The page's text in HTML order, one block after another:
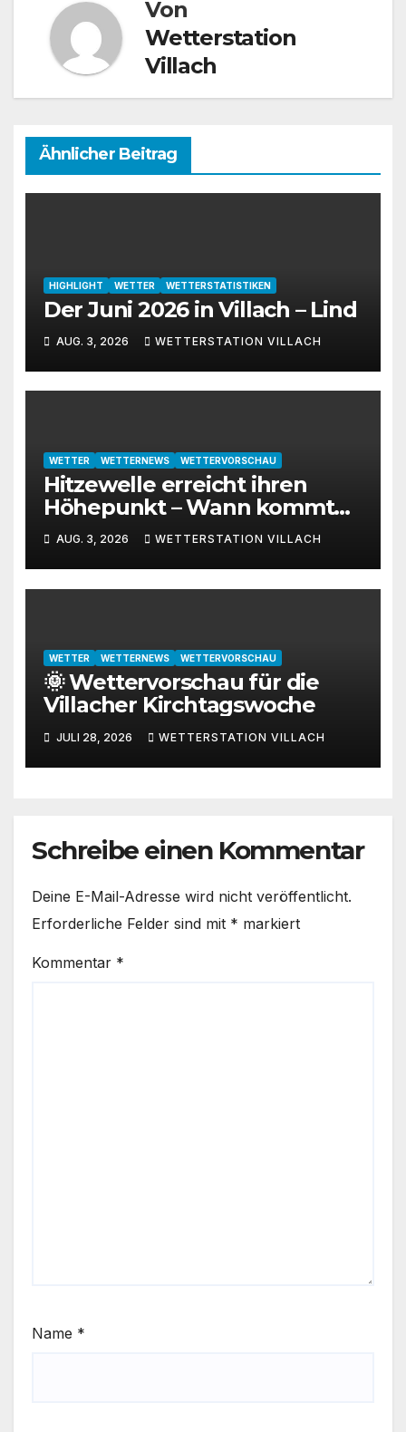
Von
Wetterstation
Villach
Ähnlicher Beitrag
HIGHLIGHT WETTER WETTERSTATISTIKEN
Der Juni 2026 in Villach – Lind
AUG. 3, 2026 WETTERSTATION VILLACH
WETTER WETTERNEWS WETTERVORSCHAU
Hitzewelle erreicht ihren
Höhepunkt – Wann kommt
die Abkühlung?
AUG. 3, 2026 WETTERSTATION VILLACH
WETTER WETTERNEWS WETTERVORSCHAU
🌞 Wettervorschau für die
Villacher Kirchtagswoche
JULI 28, 2026 WETTERSTATION VILLACH
Schreibe einen Kommentar
Deine E-Mail-Adresse wird nicht veröffentlicht.
Erforderliche Felder sind mit * markiert
Kommentar *
Name *